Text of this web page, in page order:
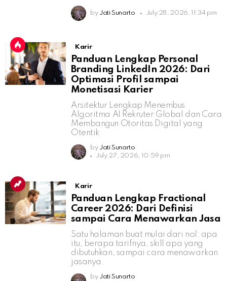
by Jati Sunarto July 28, 2026, 11:34 pm
Karir
Panduan Lengkap Personal
Branding LinkedIn 2026: Dari
Optimasi Profil sampai
Monetisasi Karier
Arsitektur Lengkap Menembus
Algoritma AI Rekruter Global dan Cara
Membangun Otoritas Digital yang
Otentik
by Jati Sunarto
July 27, 2026, 10:59 pm
Karir
Panduan Lengkap Fractional
Career 2026: Dari Definisi
sampai Cara Menawarkan Jasa
Satu halaman buat mulai dari nol: apa
itu, berapa tarifnya, skill apa yang
dibutuhkan, sampai cara menawarkan
jasanya.
by Jati Sunarto